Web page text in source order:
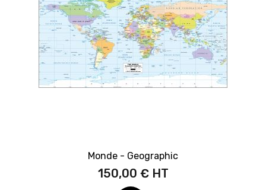
Monde - Geographic
150,00 €